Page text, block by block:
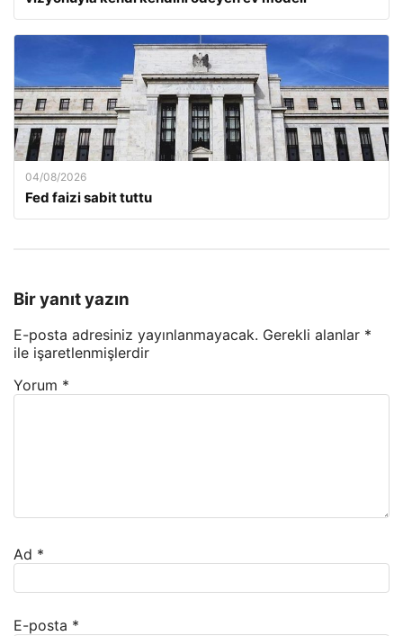
04/08/2026
Fed faizi sabit tuttu
Bir yanıt yazın
E-posta adresiniz yayınlanmayacak. Gerekli alanlar *
ile işaretlenmişlerdir
Yorum *
Ad *
E-posta *